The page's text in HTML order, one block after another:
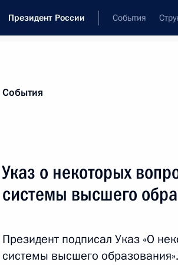
Президент России События
наименование «императрицы
24 мая 2023 года, 14:10
События
Указ о некоторых
системы высшего
Президент подписал Указ «О
системы высшего образования».